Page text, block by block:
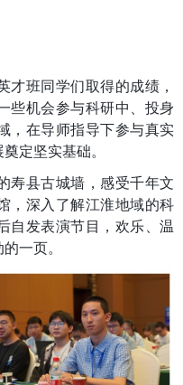
才班同学们取得的成绩，
些机会参与科研中、投身
，在导师指导下参与真实
定坚实基础。
寿县古城墙，感受千年文
，深入了解江淮地域的科
自发表演节目，欢乐、温
一页。